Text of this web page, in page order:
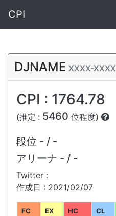
CPI
DJNAME XXXX-XXXX
CPI : 1764.78
(推定 : 5460 位程度)
段位 - / -
アリーナ - / -
Twitter :
作成日 : 2021/02/07
FC EX HC CL